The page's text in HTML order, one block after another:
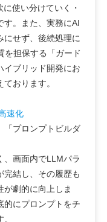
使い分けていく・
す。また、実務にAI
にせず、後続処理に
を担保する「ガード
イブリッド開発にお
おります。
速化
「プロンプトビルダ
、画面内でLLMパラ
完結し、その履歴も
劇的に向上しま
的にプロンプトをチ